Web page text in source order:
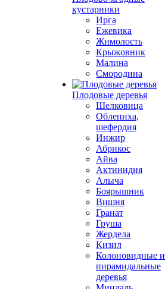
кустарники
Ирга
Ежевика
Жимолость
Крыжовник
Малина
Смородина
Плодовые деревья
Шелковица
Облепиха,
шефердия
Инжир
Абрикос
Айва
Актинидия
Алыча
Боярышник
Вишня
Гранат
Груша
Жердела
Кизил
Колоновидные и
пирамидальные
деревья